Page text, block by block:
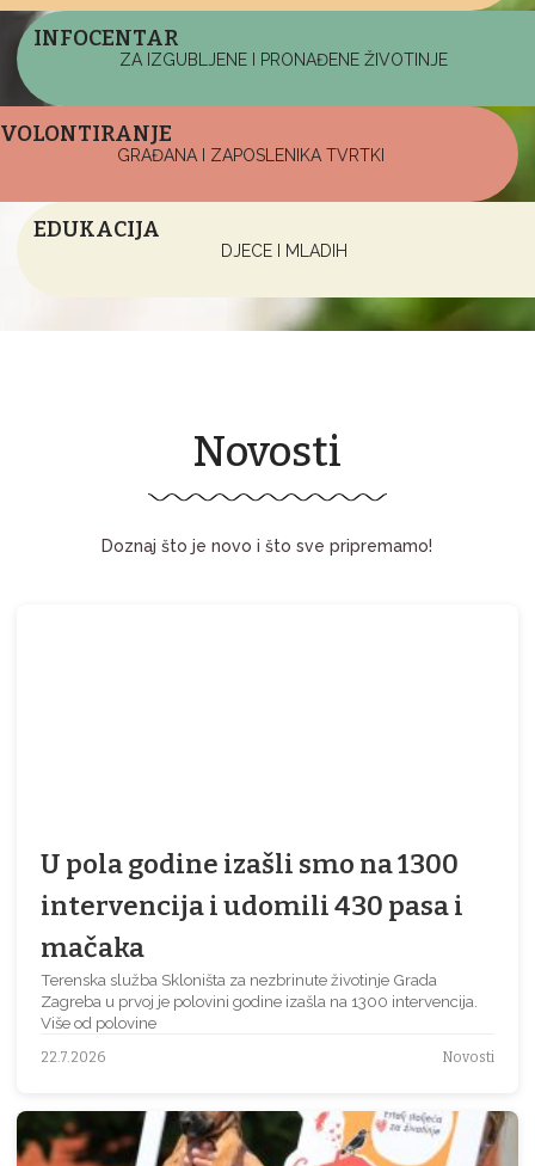
INFOCENTAR
ZA IZGUBLJENE I PRONAĐENE ŽIVOTINJE
VOLONTIRANJE
GRAĐANA I ZAPOSLENIKA TVRTKI
EDUKACIJA
DJECE I MLADIH
Novosti
Doznaj što je novo i što sve pripremamo!
U pola godine izašli smo na 1300
intervencija i udomili 430 pasa i
mačaka
Terenska služba Skloništa za nezbrinute životinje Grada
Zagreba u prvoj je polovini godine izašla na 1300 intervencija.
Više od polovine
22.7.2026 Novosti